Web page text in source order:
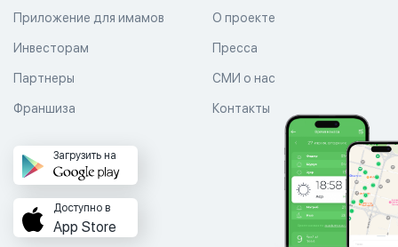
Приложение для имамов О проекте
Пресса
СМИ о нас
Контакты
Инвесторам
Партнеры
Франшиза
Загрузить на
Доступно в
App Store